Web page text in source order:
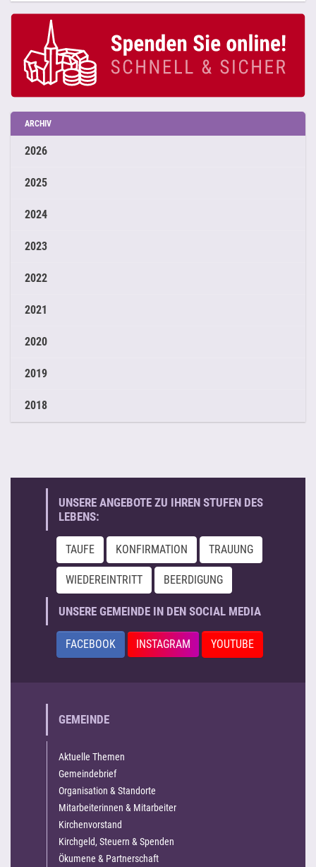
ARCHIV
2026
2025
2024
2023
2022
2021
2020
2019
2018
UNSERE ANGEBOTE ZU IHREN STUFEN DES
LEBENS:
TAUFE KONFIRMATION TRAUUNG
WIEDEREINTRITT BEERDIGUNG
UNSERE GEMEINDE IN DEN SOCIAL MEDIA
FACEBOOK INSTAGRAM YOUTUBE
GEMEINDE
Aktuelle Themen
Gemeindebrief
Organisation & Standorte
Mitarbeiterinnen & Mitarbeiter
Kirchenvorstand
Kirchgeld, Steuern & Spenden
Ökumene & Partnerschaft